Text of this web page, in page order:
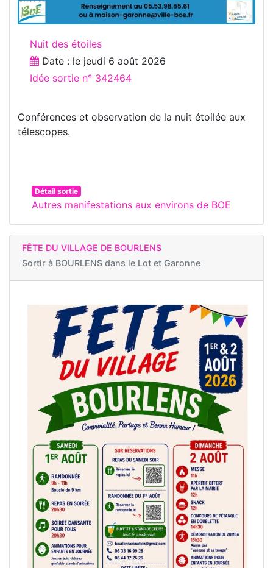
Nuit des étoiles
Date : le jeudi 6 août 2026
Idée sortie n° 342464
Conférences et observation de la nuit étoilée aux
télescopes.
Détail sortie
Autres manifestations aux environs de BOE
FÊTE DU VILLAGE DE BOURLENS
Sortir à BOURLENS dans le Lot et Garonne